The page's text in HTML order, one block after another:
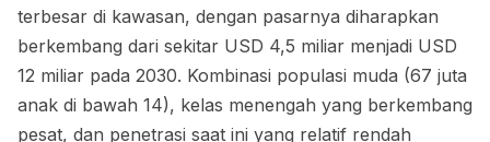
terbesar di kawasan, dengan pasarnya diharapkan
berkembang dari sekitar USD 4,5 miliar menjadi USD
12 miliar pada 2030. Kombinasi populasi muda (67 juta
anak di bawah 14), kelas menengah yang berkembang
pesat, dan penetrasi saat ini yang relatif rendah